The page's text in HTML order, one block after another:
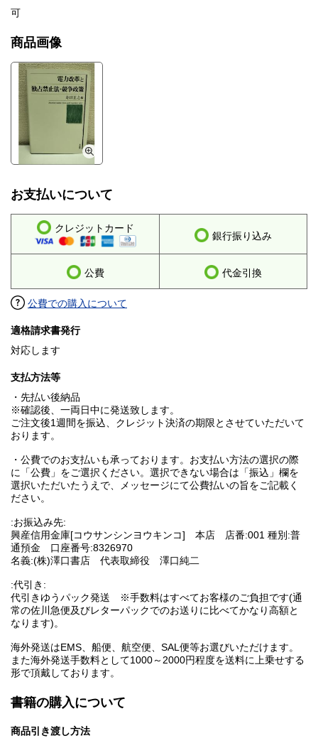
可
商品画像
お支払いについて
クレジットカード
銀行振り込み
公費 代金引換
公費での購入について
適格請求書発行
対応します
支払方法等
・先払い後納品
※確認後、一両日中に発送致します。
ご注文後1週間を振込、クレジット決済の期限とさせていただいて
おります。
・公費でのお支払いも承っております。お支払い方法の選択の際
に「公費」をご選択ください。選択できない場合は「振込」欄を
選択いただいたうえで、メッセージにて公費払いの旨をご記載く
ださい。
:お振込み先:
興産信用金庫[コウサンシンヨウキンコ] 本店 店番:001 種別:普
通預金 口座番号:8326970
名義:(株)澤口書店 代表取締役 澤口純二
:代引き:
代引きゆうパック発送 ※手数料はすべてお客様のご負担です(通
常の佐川急便及びレターパックでのお送りに比べてかなり高額と
なります)。
海外発送はEMS、船便、航空便、SAL便等お選びいただけます。
また海外発送手数料として1000～2000円程度を送料に上乗せする
形で頂戴しております。
書籍の購入について
商品引き渡し方法